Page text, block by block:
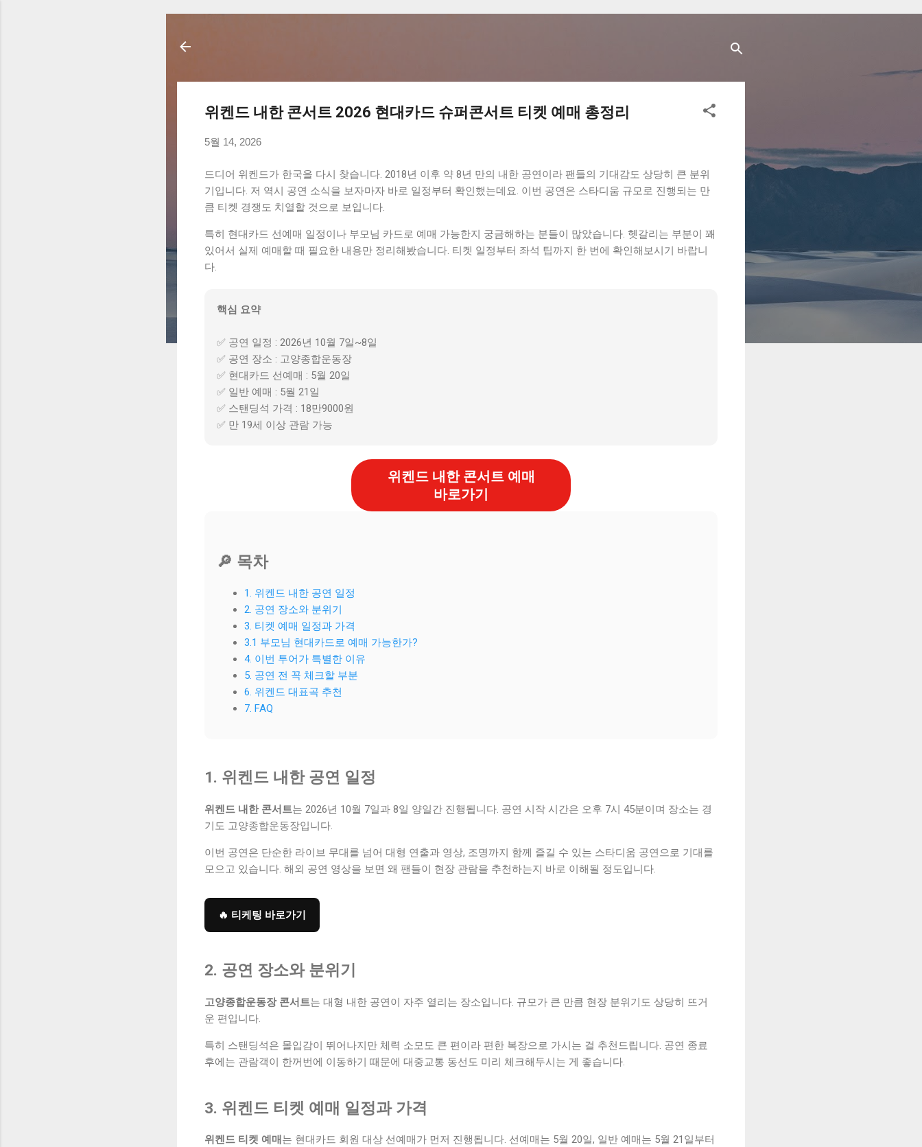
기본 콘텐츠로 건너뛰기
위켄드 내한 콘서트 2026 현대카드 슈퍼콘서트 티켓 예매 총정리
5월 14, 2026
드디어 위켄드가 한국을 다시 찾습니다. 2018년 이후 약 8년 만의 내한 공연이라 팬들의 기대감도 상당히 큰 분위
기입니다. 저 역시 공연 소식을 보자마자 바로 일정부터 확인했는데요. 이번 공연은 스타디움 규모로 진행되는 만
큼 티켓 경쟁도 치열할 것으로 보입니다.
특히 현대카드 선예매 일정이나 부모님 카드로 예매 가능한지 궁금해하는 분들이 많았습니다. 헷갈리는 부분이 꽤
있어서 실제 예매할 때 필요한 내용만 정리해봤습니다. 티켓 일정부터 좌석 팁까지 한 번에 확인해보시기 바랍니
다.
핵심 요약
✅ 공연 일정 : 2026년 10월 7일~8일
✅ 공연 장소 : 고양종합운동장
✅ 현대카드 선예매 : 5월 20일
✅ 일반 예매 : 5월 21일
✅ 스탠딩석 가격 : 18만9000원
✅ 만 19세 이상 관람 가능
위켄드 내한 콘서트 예매
바로가기
🔎 목차
1. 위켄드 내한 공연 일정
2. 공연 장소와 분위기
3. 티켓 예매 일정과 가격
3.1 부모님 현대카드로 예매 가능한가?
4. 이번 투어가 특별한 이유
5. 공연 전 꼭 체크할 부분
6. 위켄드 대표곡 추천
7. FAQ
1. 위켄드 내한 공연 일정
위켄드 내한 콘서트는 2026년 10월 7일과 8일 양일간 진행됩니다. 공연 시작 시간은 오후 7시 45분이며 장소는 경
기도 고양종합운동장입니다.
이번 공연은 단순한 라이브 무대를 넘어 대형 연출과 영상, 조명까지 함께 즐길 수 있는 스타디움 공연으로 기대를
모으고 있습니다. 해외 공연 영상을 보면 왜 팬들이 현장 관람을 추천하는지 바로 이해될 정도입니다.
🔥 티케팅 바로가기
2. 공연 장소와 분위기
고양종합운동장 콘서트는 대형 내한 공연이 자주 열리는 장소입니다. 규모가 큰 만큼 현장 분위기도 상당히 뜨거
운 편입니다.
특히 스탠딩석은 몰입감이 뛰어나지만 체력 소모도 큰 편이라 편한 복장으로 가시는 걸 추천드립니다. 공연 종료
후에는 관람객이 한꺼번에 이동하기 때문에 대중교통 동선도 미리 체크해두시는 게 좋습니다.
3. 위켄드 티켓 예매 일정과 가격
위켄드 티켓 예매 는 현대카드 회원 대상 선예매가 먼저 진행됩니다. 선예매는 5월 20일, 일반 예매는 5월 21일부터